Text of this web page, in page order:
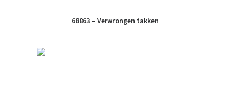
68863 – Verwrongen takken